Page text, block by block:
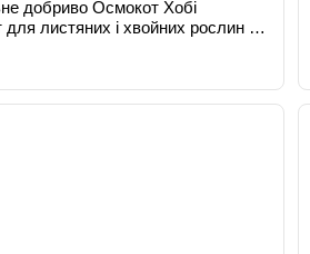
добриво Осмокот Хобі
листяних і хвойних рослин 1